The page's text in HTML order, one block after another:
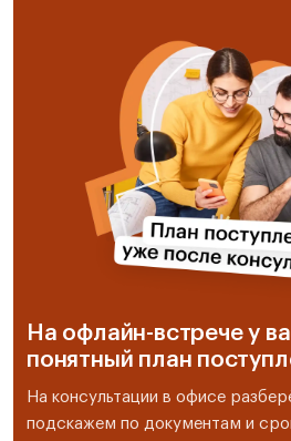
На офлайн-встрече у
понятный план
На консультации в офисе
подскажем по документам и